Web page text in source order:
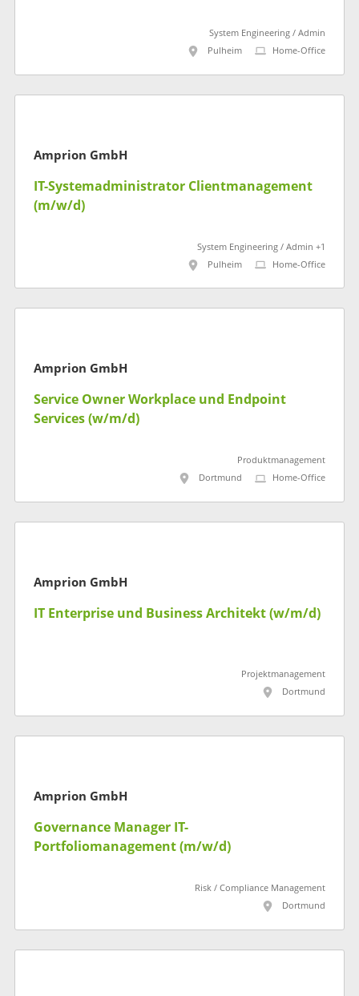
System Engineering / Admin
Pulheim
Home-Office
Amprion GmbH
IT-Systemadministrator Clientmanagement
(m/w/d)
System Engineering / Admin +1
Pulheim
Home-Office
Amprion GmbH
Service Owner Workplace und Endpoint
Services (w/m/d)
Produktmanagement
Dortmund
Home-Office
Amprion GmbH
IT Enterprise und Business Architekt (w/m/d)
Projektmanagement
Dortmund
Amprion GmbH
Governance Manager IT-
Portfoliomanagement (m/w/d)
Risk / Compliance Management
Dortmund